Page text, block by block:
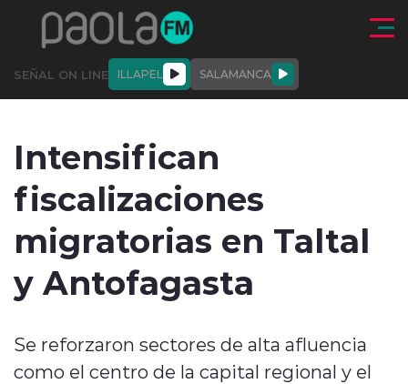
Click acá para ir directamente al contenido
SEÑAL ON LINE ILLAPEL SALAMANCA
ACTUALIDADDEPORTES
modo claro
Intensifican
fiscalizaciones
migratorias en Taltal
y Antofagasta
Se reforzaron sectores de alta afluencia
como el centro de la capital regional y el